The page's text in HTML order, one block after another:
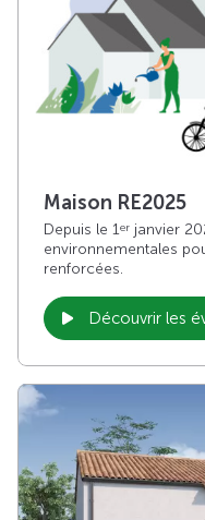
Maison RE2025
Depuis le 1er janvier
environnementales
renforcées.
Découvrir les